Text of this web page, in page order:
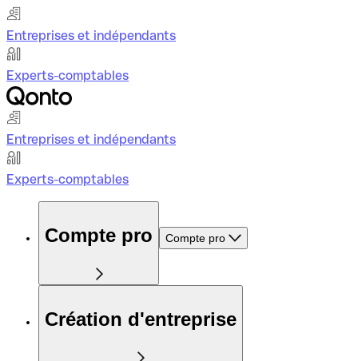
Entreprises et indépendants
Experts-comptables
Entreprises et indépendants
Experts-comptables
Compte pro Compte pro
Création d'entreprise